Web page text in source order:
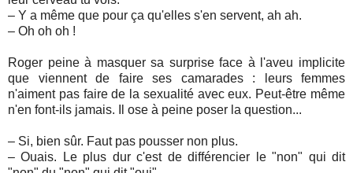
– Y a même que pour ça qu'elles s'en servent, ah ah.
– Oh oh oh !
Roger peine à masquer sa surprise face à l'aveu implicite
que viennent de faire ses camarades : leurs femmes
n'aiment pas faire de la sexualité avec eux. Peut-être même
n'en font-ils jamais. Il ose à peine poser la question...
– Si, bien sûr. Faut pas pousser non plus.
– Ouais. Le plus dur c'est de différencier le "non" qui dit